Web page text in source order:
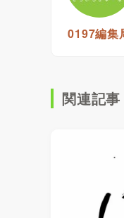
0197編集
関連記事